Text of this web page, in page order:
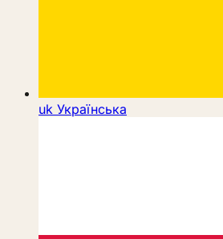
uk Українська